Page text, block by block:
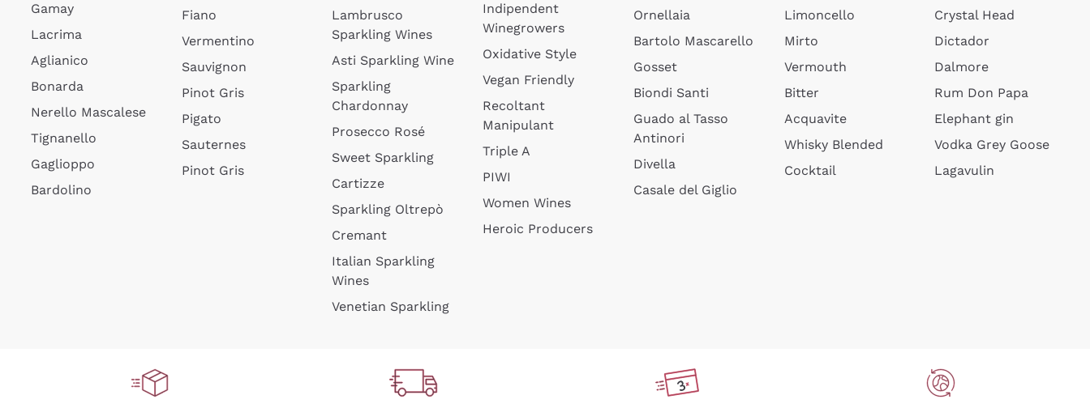
Gamay
Lacrima
Aglianico
Bonarda
Nerello Mascalese
Tignanello
Gaglioppo
Bardolino
Fiano
Vermentino
Sauvignon
Pinot Gris
Pigato
Sauternes
Pinot Gris
Lambrusco
Sparkling Wines
Asti Sparkling Wine
Sparkling
Chardonnay
Prosecco Rosé
Sweet Sparkling
Cartizze
Sparkling Oltrepò
Cremant
Italian Sparkling
Wines
Venetian Sparkling
Indipendent
Winegrowers
Oxidative Style
Vegan Friendly
Recoltant
Manipulant
Triple A
PIWI
Women Wines
Heroic Producers
Ornellaia
Bartolo Mascarello
Gosset
Biondi Santi
Guado al Tasso
Antinori
Divella
Casale del Giglio
Limoncello
Mirto
Vermouth
Bitter
Acquavite
Whisky Blended
Cocktail
Crystal Head
Dictador
Dalmore
Rum Don Papa
Elephant gin
Vodka Grey Goose
Lagavulin